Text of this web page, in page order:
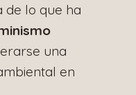
de lo que ha
una
en